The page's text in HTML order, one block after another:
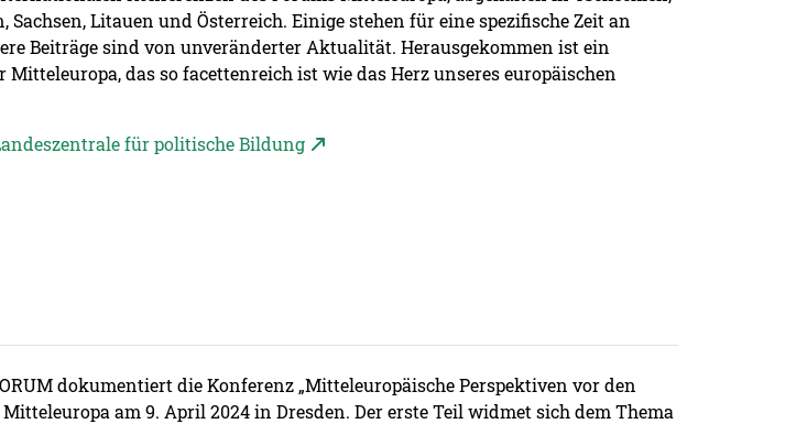
Sachsen, Litauen und Österreich. Einige stehen für eine spezifische Zeit an
Beiträge sind von unveränderter Aktualität. Herausgekommen ist ein
Mitteleuropa, das so facettenreich ist wie das Herz unseres europäischen
für politische Bildung
dokumentiert die Konferenz „Mitteleuropäische Perspektiven vor den
am 9. April 2024 in Dresden. Der erste Teil widmet sich dem Thema